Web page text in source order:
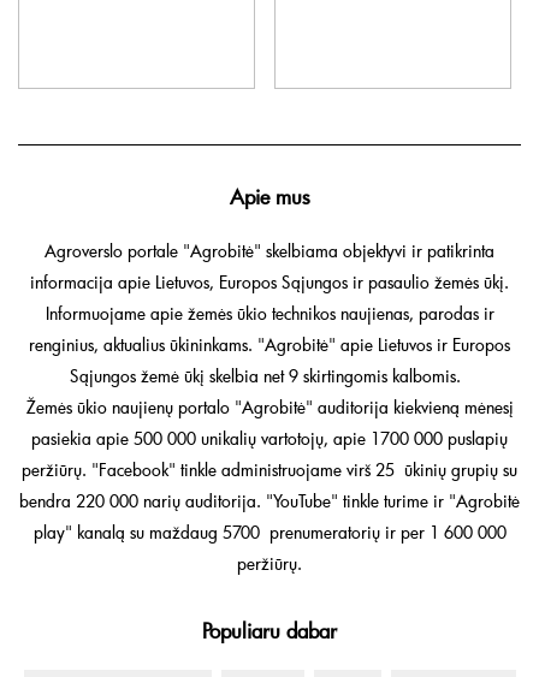
Apie mus
Agroverslo portale "Agrobitė" skelbiama objektyvi ir patikrinta
informacija apie Lietuvos, Europos Sąjungos ir pasaulio žemės ūkį.
Informuojame apie žemės ūkio technikos naujienas, parodas ir
renginius, aktualius ūkininkams. "Agrobitė" apie Lietuvos ir Europos
Sąjungos žemė ūkį skelbia net 9 skirtingomis kalbomis.
Žemės ūkio naujienų portalo "Agrobitė" auditorija kiekvieną mėnesį
pasiekia apie 500 000 unikalių vartotojų, apie 1700 000 puslapių
peržiūrų. "Facebook" tinkle administruojame virš 25 ūkinių grupių su
bendra 220 000 narių auditorija. "YouTube" tinkle turime ir "Agrobitė
play" kanalą su maždaug 5700 prenumeratorių ir per 1 600 000
peržiūrų.
Populiaru dabar